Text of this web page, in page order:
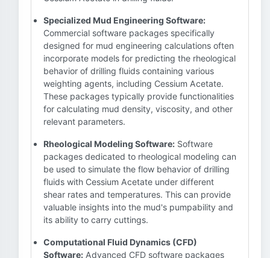
Specialized Mud Engineering Software:
Commercial software packages specifically
designed for mud engineering calculations often
incorporate models for predicting the rheological
behavior of drilling fluids containing various
weighting agents, including Cessium Acetate.
These packages typically provide functionalities
for calculating mud density, viscosity, and other
relevant parameters.
Rheological Modeling Software: Software
packages dedicated to rheological modeling can
be used to simulate the flow behavior of drilling
fluids with Cessium Acetate under different
shear rates and temperatures. This can provide
valuable insights into the mud's pumpability and
its ability to carry cuttings.
Computational Fluid Dynamics (CFD)
Software: Advanced CFD software packages